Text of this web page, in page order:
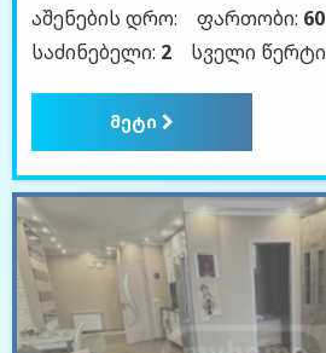
აშენების დრო:
ფართობი:
საძინებელი: 2 სველი
მეტი